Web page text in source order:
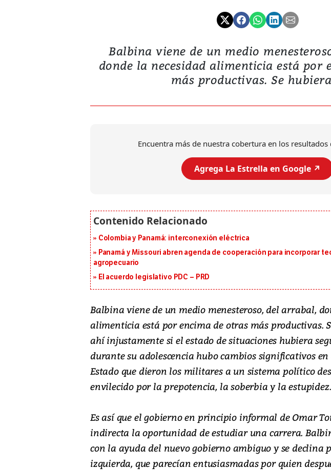
Balbina viene de un medio
donde la necesidad alimenticia está por
más productivas. Se
Encuentra más de nuestra cobertura en los resultados
Agrega La Estrella en Google ↗️
Colombia y Panamá: interconexión eléctrica
Panamá y Missouri abren agenda de cooperación para incorporar
agropecuario
El acuerdo legislativo PDC – PRD
Balbina viene de un medio menesteroso, del arrabal,
alimenticia está por encima de otras más productivas.
ahí injustamente si el estado de situaciones hubiera
durante su adolescencia hubo cambios significativos
Estado que dieron los militares a un sistema político
envilecido por la prepotencia, la soberbia y la estupidez.
Es así que el gobierno en principio informal de Omar
indirecta la oportunidad de estudiar una carrera.
con la ayuda del nuevo gobierno ambiguo y se declina
izquierda, que parecían entusiasmadas por quien